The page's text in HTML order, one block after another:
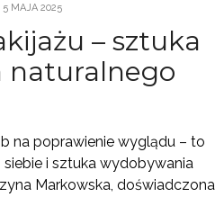
5 MAJA 2025
– sztuka
naturalnego
na poprawienie wyglądu – to
i sztuka wydobywania
Markowska, doświadczona